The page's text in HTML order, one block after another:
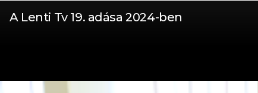
A Lenti Tv 19. adása 2024-ben